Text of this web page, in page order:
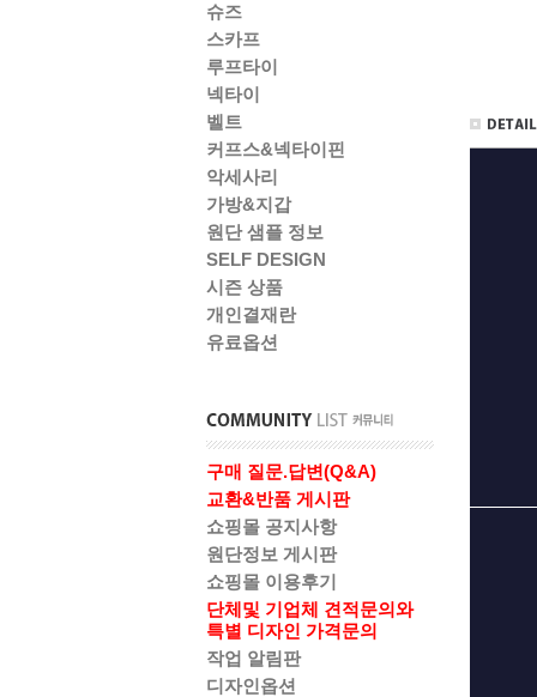
슈즈
스카프
루프타이
넥타이
벨트
커프스&넥타이핀
악세사리
가방&지갑
원단 샘플 정보
SELF DESIGN
시즌 상품
개인결재란
유료옵션
구매 질문.답변(Q&A)
교환&반품 게시판
쇼핑몰 공지사항
원단정보 게시판
쇼핑몰 이용후기
단체및 기업체 견적문의와
특별 디자인 가격문의
작업 알림판
디자인옵션